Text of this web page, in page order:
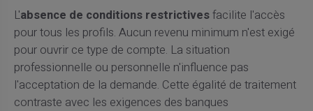
L'absence de conditions restrictivesfacilite l'accès
pour tous les profils. Aucun revenu minimum n'est exigé
pour ouvrir ce type de compte. La situation
professionnelle ou personnelle n'influence pas
l'acceptation de la demande. Cette égalité de traitement
contraste avec les exigences des banques